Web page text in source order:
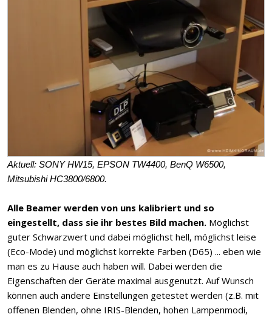
Aktuell: SONY HW15, EPSON TW4400, BenQ W6500,
Mitsubishi HC3800/6800.
Alle Beamer werden von uns kalibriert und so
eingestellt, dass sie ihr bestes Bild machen. Möglichst
guter Schwarzwert und dabei möglichst hell, möglichst leise
(Eco-Mode) und möglichst korrekte Farben (D65) ... eben wie
man es zu Hause auch haben will. Dabei werden die
Eigenschaften der Geräte maximal ausgenutzt. Auf Wunsch
können auch andere Einstellungen getestet werden (z.B. mit
offenen Blenden, ohne IRIS-Blenden, hohen Lampenmodi,